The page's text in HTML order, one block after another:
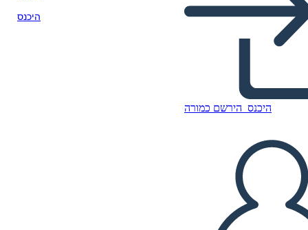
היכנס
היכנס הירשם כמורה